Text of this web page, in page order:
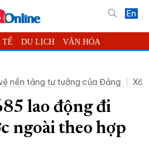
En
TẾ DU LỊCH VĂN HÓA
LUẬT BẠN ĐỌC PHÓNG SỰ
ĐỌC BÁO ONLINE
CÁO
nền tảng tư tưởng của Đảng
lao động đi
ngoài theo hợp